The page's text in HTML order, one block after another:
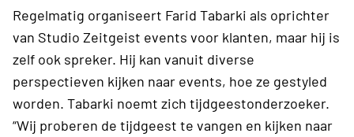
Regelmatig organiseert Farid Tabarki als oprichter
van Studio Zeitgeist events voor klanten, maar hij is
zelf ook spreker. Hij kan vanuit diverse
perspectieven kijken naar events, hoe ze gestyled
worden. Tabarki noemt zich tijdgeestonderzoeker.
“Wij proberen de tijdgeest te vangen en kijken naar